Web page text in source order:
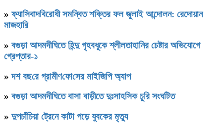
»ফ্যাসিবাদবিরোধী সমন্বিত শক্তির ফল জুলাই আন্দোলন: রেদোয়ান
মাজহারি
» বগুড়া আদমদীঘিতে হিন্দু গৃহবধূকে শ্লীলতাহানির চেষ্টার অভিযোগে
গ্রেপ্তার-১
»দশ বছ‌রে গ্রামীণ‌ফো‌সের মাইজিপি অ্যাপ
» বগুড়া আদমদীঘিতে বাসা বাড়ীতে দুঃসাহসিক চুরি সংঘটিত
» দুপচাঁচিয়া ট্রেনে কাটা পড়ে যুবকের মৃত্যু